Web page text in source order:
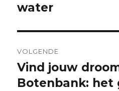
water
VOLGENDE
Volgende
bericht:
Vind jouw
Botenbank: het